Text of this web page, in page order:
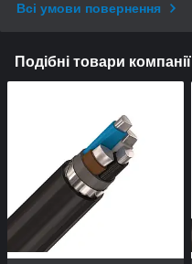
Всі умови повернення
Подібні товари компанії